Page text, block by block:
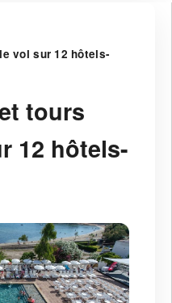
vol sur 12 hôtels-
tours
12 hôtels-